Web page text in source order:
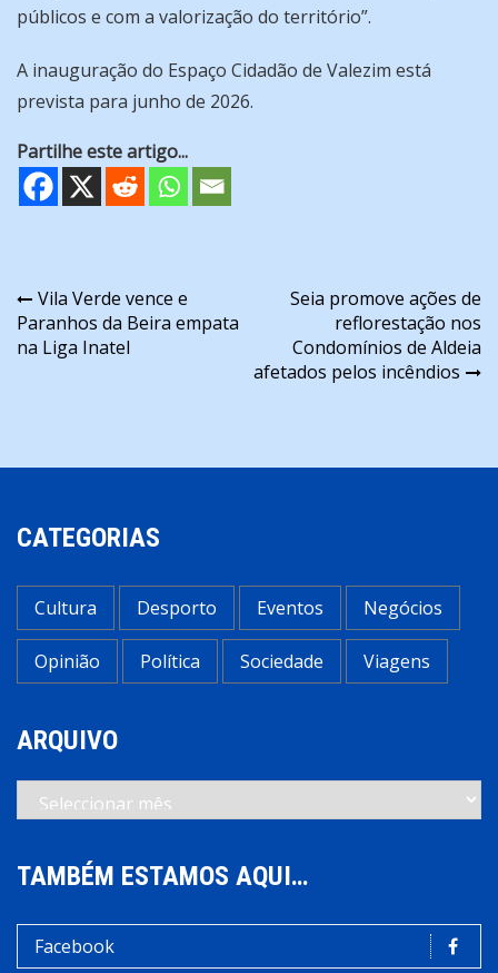
públicos e com a valorização do território”.
A inauguração do Espaço Cidadão de Valezim está
prevista para junho de 2026.
Partilhe este artigo...
Navegação
de
Vila Verde vence e
Paranhos da Beira empata
na Liga Inatel
Seia promove ações de
reflorestação nos
Condomínios de Aldeia
afetados pelos incêndios
CATEGORIAS
Cultura Desporto Eventos Negócios
Opinião Política Sociedade Viagens
ARQUIVO
Arquivo
TAMBÉM ESTAMOS AQUI…
Facebook